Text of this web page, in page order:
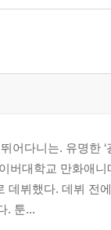
어다니는. 유명한
버대학교 만화애
데뷔했다. 데뷔 전
. 툰...